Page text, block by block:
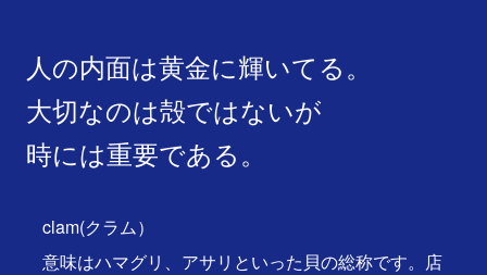
人の内面は黄金に輝いてる。
大切なのは殻ではないが
時には重要である。
clam(クラム）
意味はハマグリ、アサリといった貝の総称です。店